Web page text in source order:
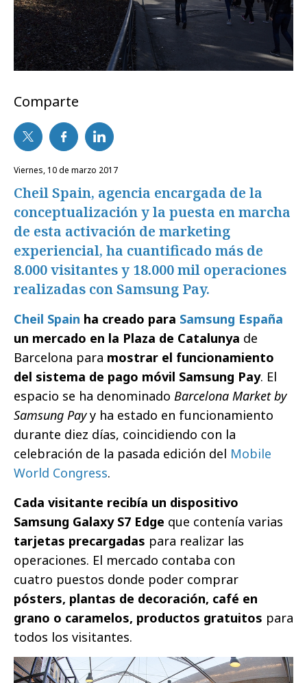
Comparte
viernes, 10 de marzo 2017
Cheil Spain, agencia encargada de la
conceptualización y la puesta en marcha
de esta activación de marketing
experiencial, ha cuantificado más de
8.000 visitantes y 18.000 mil operaciones
realizadas con Samsung Pay.
Cheil Spain ha creado para Samsung España
un mercado en la Plaza de Catalunya de
Barcelona para mostrar el funcionamiento
del sistema de pago móvil Samsung Pay. El
espacio se ha denominado Barcelona Market by
Samsung Payy ha estado en funcionamiento
durante diez días, coincidiendo con la
celebración de la pasada edición del Mobile
World Congress.
Cada visitante recibía un dispositivo
Samsung Galaxy S7 Edge que contenía varias
tarjetas precargadas para realizar las
operaciones. El mercado contaba con
cuatro puestos donde poder comprar
pósters, plantas de decoración, café en
grano o caramelos, productos gratuitos para
todos los visitantes.